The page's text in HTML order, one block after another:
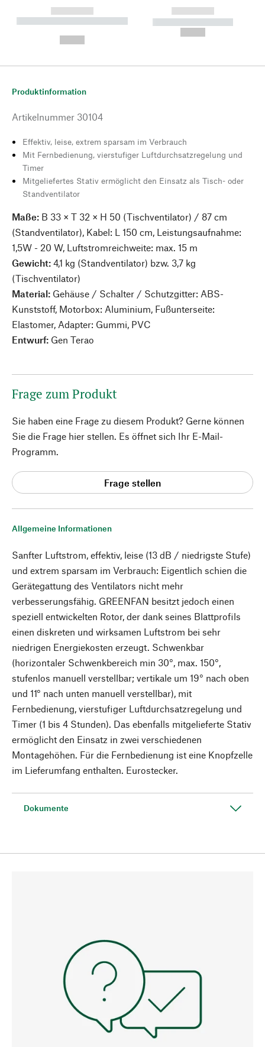
------------
----------- ----------- --------
------------
----------- -----------
Allgemeine Informationen
Sanfter Luftstrom, effektiv, leise (13 dB / niedrigste Stufe)
und extrem sparsam im Verbrauch: Eigentlich schien die
Gerätegattung des Ventilators nicht mehr
verbesserungsfähig. GREENFAN besitzt jedoch einen
speziell entwickelten Rotor, der dank seines Blattprofils
einen diskreten und wirksamen Luftstrom bei sehr
niedrigen Energiekosten erzeugt. Schwenkbar
(horizontaler Schwenkbereich min 30°, max. 150°,
stufenlos manuell verstellbar; vertikale um 19° nach oben
und 11° nach unten manuell verstellbar), mit
Fernbedienung, vierstufiger Luftdurchsatzregelung und
Timer (1 bis 4 Stunden). Das ebenfalls mitgelieferte Stativ
ermöglicht den Einsatz in zwei verschiedenen
Montagehöhen. Für die Fernbedienung ist eine Knopfzelle
im Lieferumfang enthalten. Eurostecker.
Dokumente
Produktinformation
Artikelnummer 30104
Effektiv, leise, extrem sparsam im Verbrauch
Mit Fernbedienung, vierstufiger Luftdurchsatzregelung und
Timer
Mitgeliefertes Stativ ermöglicht den Einsatz als Tisch- oder
Standventilator
Maße: B 33 × T 32 × H 50 (Tischventilator) / 87 cm
(Standventilator), Kabel: L 150 cm, Leistungsaufnahme:
1,5W - 20 W, Luftstromreichweite: max. 15 m
Gewicht: 4,1 kg (Standventilator) bzw. 3,7 kg
(Tischventilator)
Material: Gehäuse / Schalter / Schutzgitter: ABS-
Kunststoff, Motorbox: Aluminium, Fußunterseite:
Elastomer, Adapter: Gummi, PVC
Entwurf: Gen Terao
Frage zum Produkt
Sie haben eine Frage zu diesem Produkt? Gerne können
Sie die Frage hier stellen. Es öffnet sich Ihr E-Mail-
Programm.
Frage stellen